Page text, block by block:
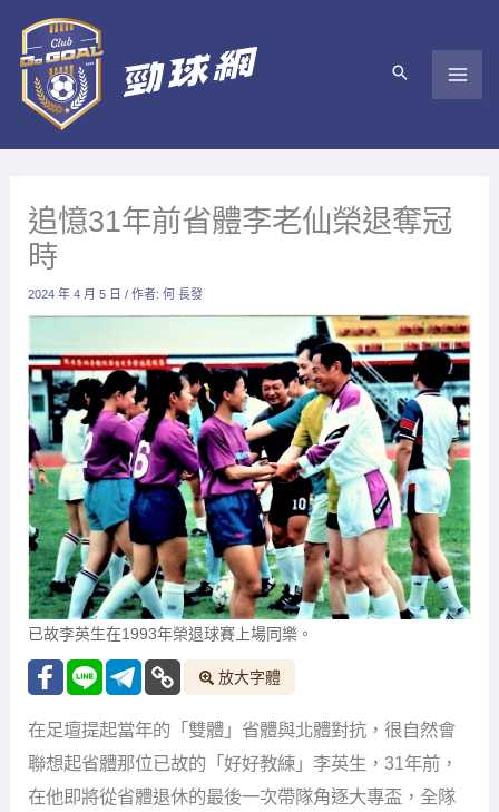
內
追憶31年前省體李老仙榮退奪冠
時
2024 年 4 月 5 日/ 作者:何 長發
已故李英生在1993年榮退球賽上場同樂。
放大字體
在足壇提起當年的「雙體」省體與北體對抗，很自然會
聯想起省體那位已故的「好好教練」李英生，31年前，
在他即將從省體退休的最後一次帶隊角逐大專盃，全隊